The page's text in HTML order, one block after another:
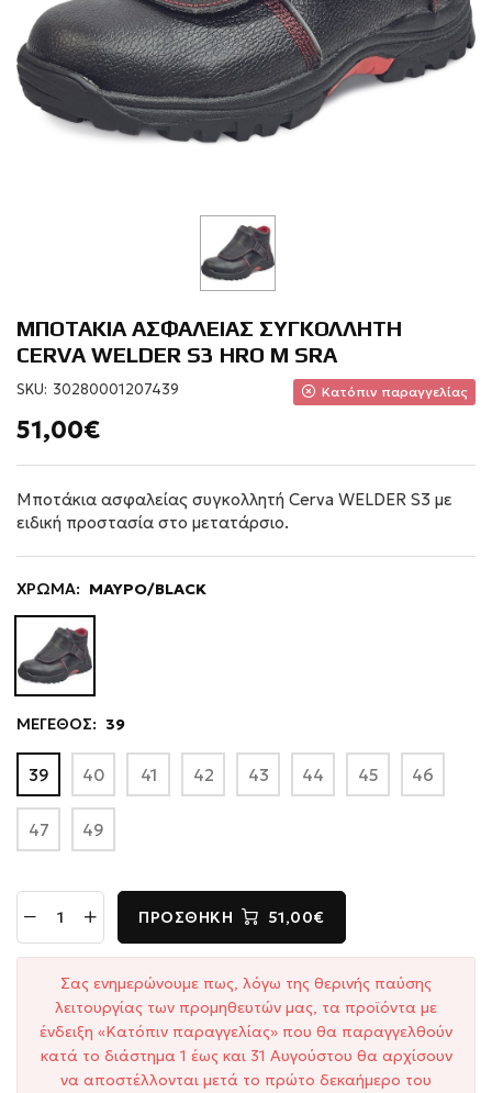
ΜΠΟΤΑΚΙΑ ΑΣΦΑΛΕΙΑΣ ΣΥΓΚΟΛΛΗΤΗ
CERVA WELDER S3 HRO M SRA
SKU: 30280001207439 Κατόπιν παραγγελίας
51,00€
Μποτάκια ασφαλείας συγκολλητή Cerva WELDER S3 με
ειδική προστασία στο μετατάρσιο.
ΧΡΩΜΑ: ΜΑΥΡΟ/BLACK
ΜΕΓΕΘΟΣ: 39
39 40 41 42 43 44 45 46
47 49
ΠΡΟΣΘΉΚΗ 51,00€
Σας ενημερώνουμε πως, λόγω της θερινής παύσης
λειτουργίας των προμηθευτών μας, τα προϊόντα με
ένδειξη «Κατόπιν παραγγελίας» που θα παραγγελθούν
κατά το διάστημα 1 έως και 31 Αυγούστου θα αρχίσουν
να αποστέλλονται μετά το πρώτο δεκαήμερο του